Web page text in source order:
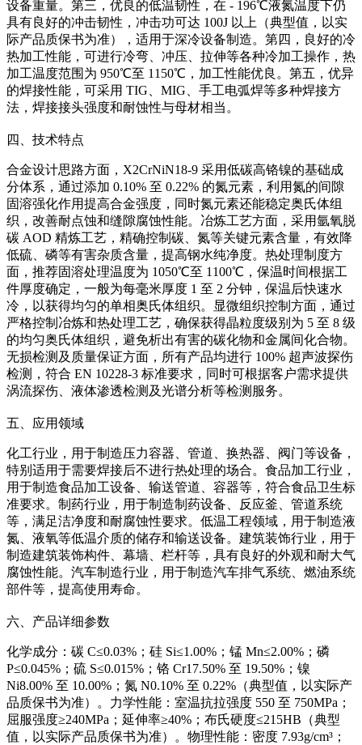
设备重量。第三，优良的低温韧性，在 - 196℃液氮温度下仍
具有良好的冲击韧性，冲击功可达 100J 以上（典型值，以实
际产品质保书为准），适用于深冷设备制造。第四，良好的冷
热加工性能，可进行冷弯、冲压、拉伸等各种冷加工操作，热
加工温度范围为 950℃至 1150℃，加工性能优良。第五，优异
的焊接性能，可采用 TIG、MIG、手工电弧焊等多种焊接方
法，焊接接头强度和耐蚀性与母材相当。
四、技术特点
合金设计思路方面，X2CrNiN18-9 采用低碳高铬镍的基础成
分体系，通过添加 0.10% 至 0.22% 的氮元素，利用氮的间隙
固溶强化作用提高合金强度，同时氮元素还能稳定奥氏体组
织，改善耐点蚀和缝隙腐蚀性能。冶炼工艺方面，采用氩氧脱
碳 AOD 精炼工艺，精确控制碳、氮等关键元素含量，有效降
低硫、磷等有害杂质含量，提高钢水纯净度。热处理制度方
面，推荐固溶处理温度为 1050℃至 1100℃，保温时间根据工
件厚度确定，一般为每毫米厚度 1 至 2 分钟，保温后快速水
冷，以获得均匀的单相奥氏体组织。显微组织控制方面，通过
严格控制冶炼和热处理工艺，确保获得晶粒度级别为 5 至 8 级
的均匀奥氏体组织，避免析出有害的碳化物和金属间化合物。
无损检测及质量保证方面，所有产品均进行 100% 超声波探伤
检测，符合 EN 10228-3 标准要求，同时可根据客户需求提供
涡流探伤、液体渗透检测及光谱分析等检测服务。
五、应用领域
化工行业，用于制造压力容器、管道、换热器、阀门等设备，
特别适用于需要焊接后不进行热处理的场合。食品加工行业，
用于制造食品加工设备、输送管道、容器等，符合食品卫生标
准要求。制药行业，用于制造制药设备、反应釜、管道系统
等，满足洁净度和耐腐蚀性要求。低温工程领域，用于制造液
氮、液氧等低温介质的储存和输送设备。建筑装饰行业，用于
制造建筑装饰构件、幕墙、栏杆等，具有良好的外观和耐大气
腐蚀性能。汽车制造行业，用于制造汽车排气系统、燃油系统
部件等，提高使用寿命。
六、产品详细参数
化学成分：碳 C≤0.03%；硅 Si≤1.00%；锰 Mn≤2.00%；磷
P≤0.045%；硫 S≤0.015%；铬 Cr17.50% 至 19.50%；镍
Ni8.00% 至 10.00%；氮 N0.10% 至 0.22%（典型值，以实际产
品质保书为准）。力学性能：室温抗拉强度 550 至 750MPa；
屈服强度≥240MPa；延伸率≥40%；布氏硬度≤215HB（典型
值，以实际产品质保书为准）。物理性能：密度 7.93g/cm³；